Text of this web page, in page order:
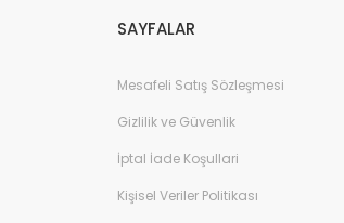
SAYFALAR
Mesafeli Satış Sözleşmesi
Gizlilik ve Güvenlik
İptal İade Koşullari
Kişisel Veriler Politikası